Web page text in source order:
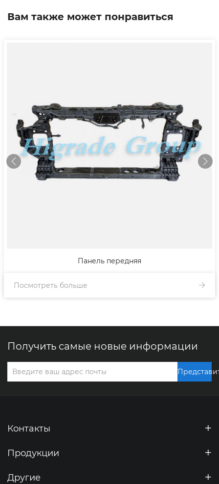
Вам также может понравиться
Ящик холодильник
Посмотреть больше
Получить самые новые информации
Контакты
Продукции
Другие